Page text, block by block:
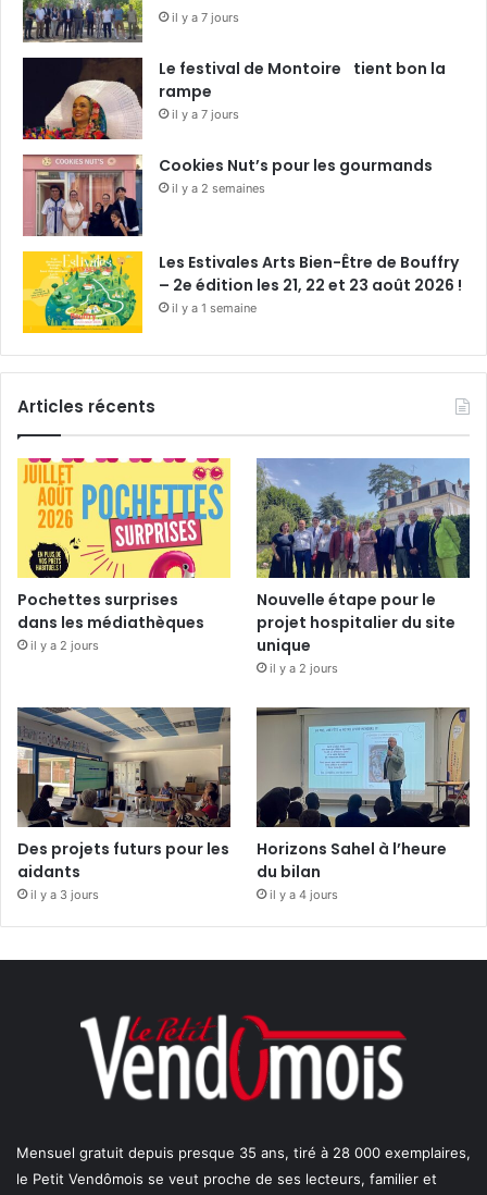
il y a 7 jours
Le festival de Montoire tient bon la
rampe
il y a 7 jours
Cookies Nut’s pour les gourmands
il y a 2 semaines
Les Estivales Arts Bien-Être de Bouffry
– 2e édition les 21, 22 et 23 août 2026 !
il y a 1 semaine
Articles récents
Pochettes surprises
dans les médiathèques
il y a 2 jours
Nouvelle étape pour le
projet hospitalier du site
unique
il y a 2 jours
Des projets futurs pour les
aidants
il y a 3 jours
Horizons Sahel à l’heure
du bilan
il y a 4 jours
Mensuel gratuit depuis presque 35 ans, tiré à 28 000 exemplaires,
le Petit Vendômois se veut proche de ses lecteurs, familier et